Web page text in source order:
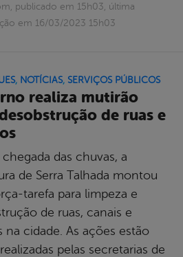
publicado em 15h03, última
em 16/03/2023 15h03
, NOTÍCIAS, SERVIÇOS PÚBLICOS
realiza mutirão
de ruas e
das chuvas, a
de Serra Talhada montou
tarefa para limpeza e
de ruas, canais e
na cidade. As ações estão
pelas secretarias de